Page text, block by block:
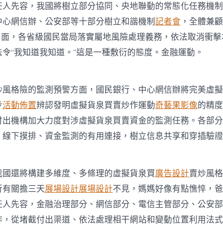
先容，我國將樹立部分協同、央地聯動的常態化任務機
網信辦、公安部等十部分樹立和諧機制記者會 ，全體兼
，各省級國民當局落實屬地風險處理義務，依法取消衝
“我知道我知道。”這是一種敷衍的態度。金融運動。
格險的監測預警方面，國民銀行、中心網信辦將完美虛
活動佈置辨認發明虛擬貨泉買賣炒作運動奇藝果影像的精
機構加大力度對涉虛擬貨泉買賣資金的監測任務。各部
下摸排、資金監測的有用連接，樹立信息共享和穿插驗證
還將構建多維度、多條理的虛擬貨泉買廣告設計賣炒風
關擔三天展場設計展場設計不見，媽媽好像有點憔悴，
先容，金融治理部分、網信部分、電信主管部分、公安
從堵截付出渠道、依法處理相干網站和變動位置利用法